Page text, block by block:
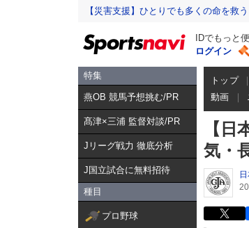
【災害支援】ひとりでも多くの命を救
IDでもっと
ログイン
特集
燕OB 競馬予想挑む/PR
髙津×三浦 監督対談/PR
Jリーグ戦力 徹底分析
J国立試合に無料招待
種目
プロ野球
トップ
動画
【
気・